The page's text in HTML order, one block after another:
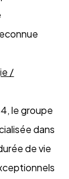
/
le groupe
dans
de vie